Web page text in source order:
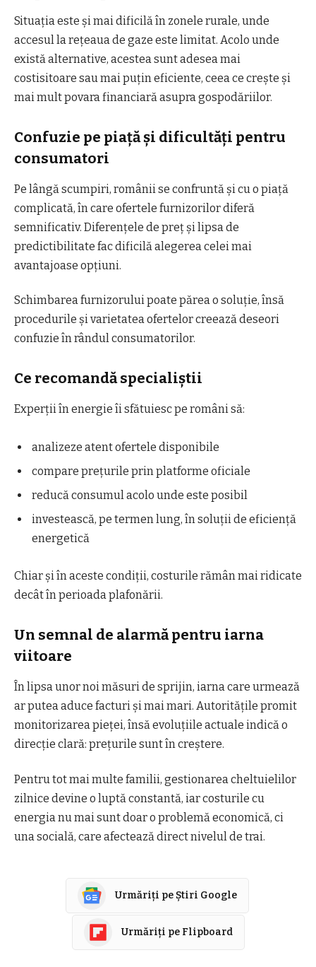
Situația este și mai dificilă în zonele rurale, unde
accesul la rețeaua de gaze este limitat. Acolo unde
există alternative, acestea sunt adesea mai
costisitoare sau mai puțin eficiente, ceea ce crește și
mai mult povara financiară asupra gospodăriilor.
Confuzie pe piață și dificultăți pentru
consumatori
Pe lângă scumpiri, românii se confruntă și cu o piață
complicată, în care ofertele furnizorilor diferă
semnificativ. Diferențele de preț și lipsa de
predictibilitate fac dificilă alegerea celei mai
avantajoase opțiuni.
Schimbarea furnizorului poate părea o soluție, însă
procedurile și varietatea ofertelor creează deseori
confuzie în rândul consumatorilor.
Ce recomandă specialiștii
Experții în energie îi sfătuiesc pe români să:
analizeze atent ofertele disponibile
compare prețurile prin platforme oficiale
reducă consumul acolo unde este posibil
investească, pe termen lung, în soluții de eficiență
energetică
Chiar și în aceste condiții, costurile rămân mai ridicate
decât în perioada plafonării.
Un semnal de alarmă pentru iarna
viitoare
În lipsa unor noi măsuri de sprijin, iarna care urmează
ar putea aduce facturi și mai mari. Autoritățile promit
monitorizarea pieței, însă evoluțiile actuale indică o
direcție clară: prețurile sunt în creștere.
Pentru tot mai multe familii, gestionarea cheltuielilor
zilnice devine o luptă constantă, iar costurile cu
energia nu mai sunt doar o problemă economică, ci
una socială, care afectează direct nivelul de trai.
Urmăriți pe Știri Google
Urmăriți pe Flipboard